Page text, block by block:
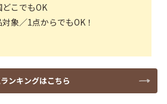
こでもOK
象／1点からでもOK！
ンキングはこちら